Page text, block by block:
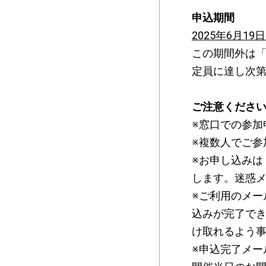
申込期間
2025年6月19
この期間外は
定員に達し次
ご注意ください
※窓口での参
※複数人でご
※お申し込み
します。迷惑
※ご利用のメ
込みが完了で
け取れるよう
※申込完了メ